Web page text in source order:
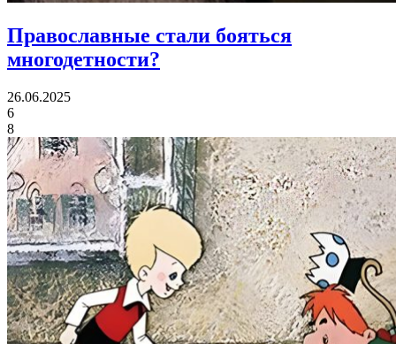
Православные стали бояться
многодетности?
26.06.2025
6
8